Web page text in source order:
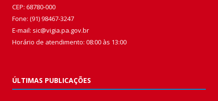
CEP: 68780-000
Fone: (91) 98467-3247
E-mail: sic@vigia.pa.gov.br
Horário de atendimento: 08:00 às 13:00
ÚLTIMAS PUBLICAÇÕES